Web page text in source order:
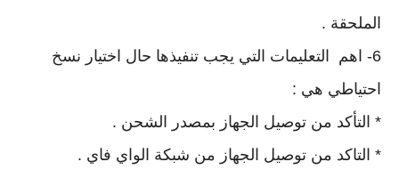
الملحقة .
6- اهم التعليمات التي يجب تنفيذها حال اختيار نسخ
احتياطي هي :
* التأكد من توصيل الجهاز بمصدر الشحن .
* التاكد من توصيل الجهاز من شبكة الواي فاي .